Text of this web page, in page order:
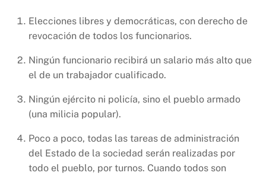
Elecciones libres y democráticas, con derecho de
revocación de todos los funcionarios.
Ningún funcionario recibirá un salario más alto que
el de un trabajador cualificado.
Ningún ejército ni policía, sino el pueblo armado
(una milicia popular).
Poco a poco, todas las tareas de administración
del Estado de la sociedad serán realizadas por
todo el pueblo, por turnos. Cuando todos son